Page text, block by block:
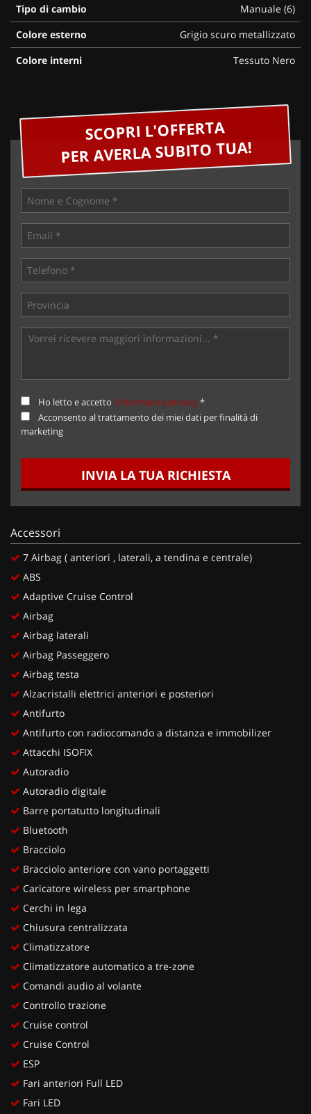
Tipo di cambio
Manuale (6)
Colore esterno
Grigio scuro metallizzato
Colore interni
Tessuto Nero
SCOPRI L'OFFERTA
PER AVERLA SUBITO TUA!
Ho letto e accetto l'informativa privacy*
Acconsento al trattamento dei miei dati per finalità di
marketing
INVIA LA TUA RICHIESTA
Accessori
7 Airbag ( anteriori , laterali, a tendina e centrale)
ABS
Adaptive Cruise Control
Airbag
Airbag laterali
Airbag Passeggero
Airbag testa
Alzacristalli elettrici anteriori e posteriori
Antifurto
Antifurto con radiocomando a distanza e immobilizer
Attacchi ISOFIX
Autoradio
Autoradio digitale
Barre portatutto longitudinali
Bluetooth
Bracciolo
Bracciolo anteriore con vano portaggetti
Caricatore wireless per smartphone
Cerchi in lega
Chiusura centralizzata
Climatizzatore
Climatizzatore automatico a tre-zone
Comandi audio al volante
Controllo trazione
Cruise control
Cruise Control
ESP
Fari anteriori Full LED
Fari LED